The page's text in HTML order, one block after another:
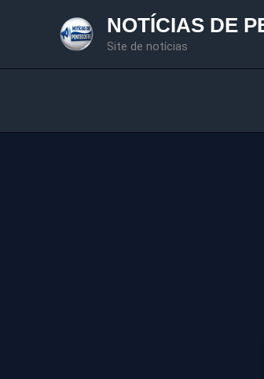
NOTÍCIAS DE
Site de notícias